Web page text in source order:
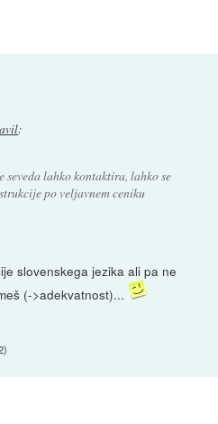
:
seveda lahko kontaktira, lahko se
po veljavnem ceniku
slovenskega jezika ali pa ne
(->adekvatnost)...
)